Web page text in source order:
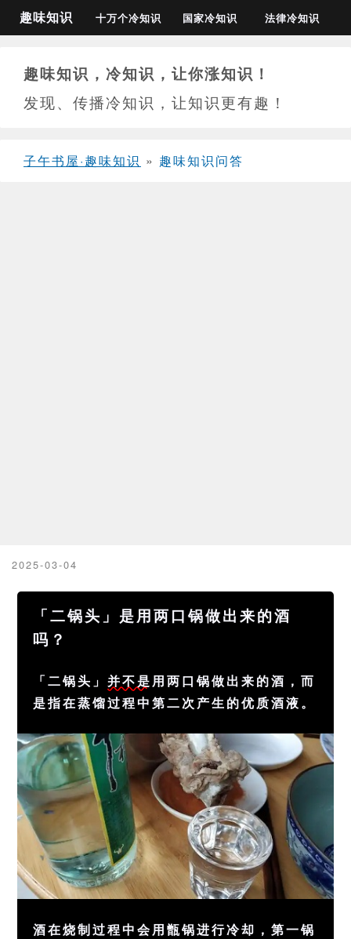
趣味知识 十万个冷知识 国家冷知识 法律冷知识
趣味知识，冷知识，让你涨知识！
发现、传播冷知识，让知识更有趣！
子午书屋·趣味知识 » 趣味知识问答
2025-03-04
「二锅头」是用两口锅做出来的酒
吗？
「二锅头」并不是用两口锅做出来的酒，而
是指在蒸馏过程中第二次产生的优质酒液。
酒在烧制过程中会用甑锅进行冷却，第一锅